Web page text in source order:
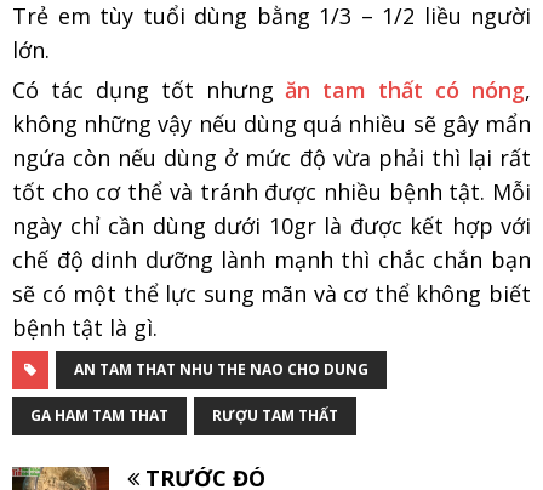
Trẻ em tùy tuổi dùng bằng 1/3 – 1/2 liều người
lớn.
Có tác dụng tốt nhưngăn tam thất có nóng,
không những vậy nếu dùng quá nhiều sẽ gây mẩn
ngứa còn nếu dùng ở mức độ vừa phải thì lại rất
tốt cho cơ thể và tránh được nhiều bệnh tật. Mỗi
ngày chỉ cần dùng dưới 10gr là được kết hợp với
chế độ dinh dưỡng lành mạnh thì chắc chắn bạn
sẽ có một thể lực sung mãn và cơ thể không biết
bệnh tật là gì.
AN TAM THAT NHU THE NAO CHO DUNG
GA HAM TAM THAT RƯỢU TAM THẤT
TRƯỚC ĐÓ